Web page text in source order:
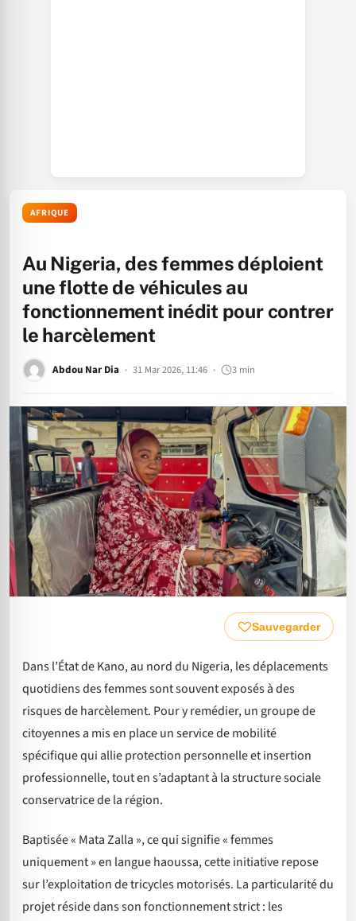
AFRIQUE
Au Nigeria, des femmes déploient
une flotte de véhicules au
fonctionnement inédit pour contrer
le harcèlement
Abdou Nar Dia 31 Mar 2026, 11:46 3 min
Sauvegarder
Dans l’État de Kano, au nord du Nigeria, les déplacements
quotidiens des femmes sont souvent exposés à des
risques de harcèlement. Pour y remédier, un groupe de
citoyennes a mis en place un service de mobilité
spécifique qui allie protection personnelle et insertion
professionnelle, tout en s’adaptant à la structure sociale
conservatrice de la région.
Baptisée « Mata Zalla », ce qui signifie « femmes
uniquement » en langue haoussa, cette initiative repose
sur l’exploitation de tricycles motorisés. La particularité du
projet réside dans son fonctionnement strict : les